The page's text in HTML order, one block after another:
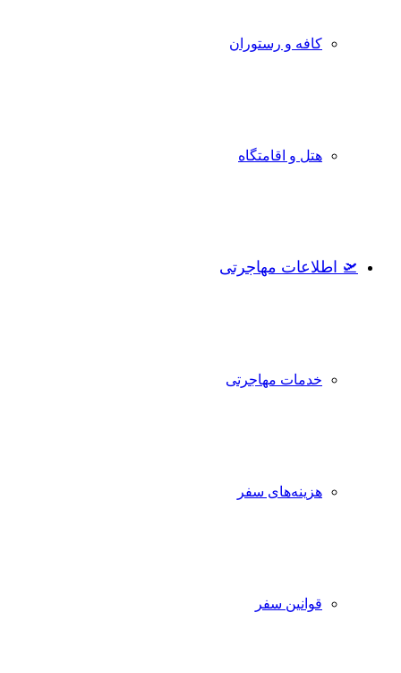
کافه و رستوران
هتل و اقامتگاه
🛫 اطلاعات مهاجرتی
خدمات مهاجرتی
هزینه‌های سفر
قوانین سفر